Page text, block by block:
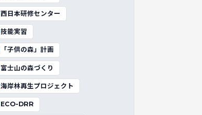
西日本研修センター
技能実習
「子供の森」計画
富士山の森づくり
海岸林再生プロジェクト
ECO-DRR